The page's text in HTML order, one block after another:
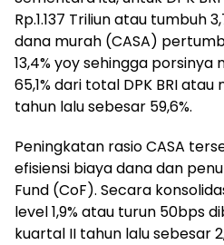
Rp.1.137 Triliun atau tumbuh
dana murah (CASA)
13,4% yoy sehingga
65,1% dari total DPK BRI
tahun lalu sebesar 59,6%.
Peningkatan rasio CASA
efisiensi biaya dana dan
Fund (CoF). Secara
level 1,9% atau turun 50bps
kuartal II tahun lalu sebesar